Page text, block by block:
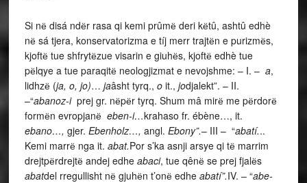
Si nё disá ndёr rasa qi kemi prûmё deri kёtû, ashtû edhè
nё sá tjera, konservatorizma e tíj merr trajtёn e purizmёs,
kjoftё tue shfrytёzue visarin e giuhёs, kjoftё edhè tue
pёlqye a tue paraqitё neologjizmat e nevojshme: – I. – a,
lidhzё (ja, o, jo)… jaâsht tyrq., o it., jodjalekt”. – II.
–“abanoz-i prej gr. nёpёr tyrq. Shum mâ mirё me pёrdorё
formёn evropjanё eben-i…krahaso fr. ébène…, it.
ebano…, gjer. Ebenholz…, angl. Ebony”.– III – “abatí...
Kemi marrё nga it. abat.Por s’ka asnji arsye qi tё marrim
drejtpёrdrejtё andej edhe abaci, tue qênё se prej fjalёs
abatdel rregullisht nё gjuhёn t’onё edhe abatí”.IV. – “abe-